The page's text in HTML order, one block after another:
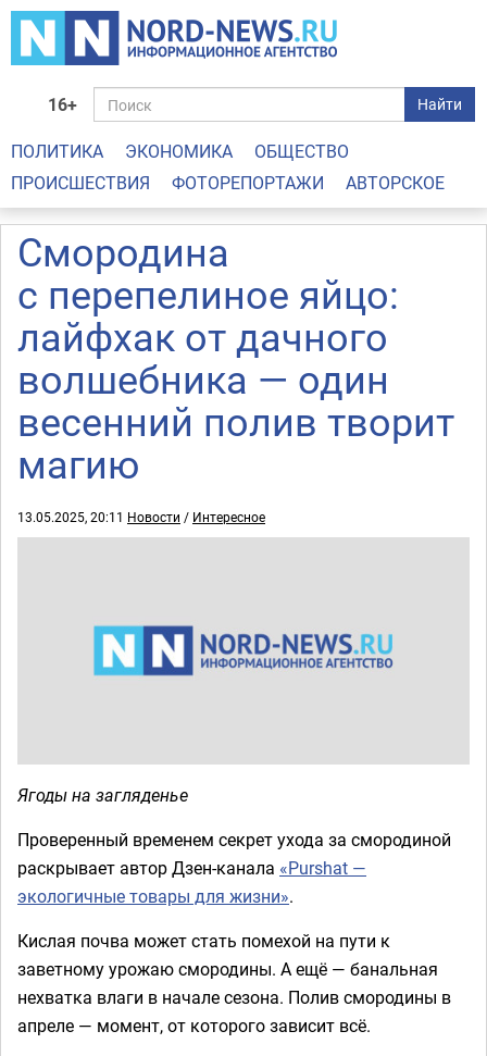
16+ Найти
ПОЛИТИКА ЭКОНОМИКА
ОБЩЕСТВО
ПРОИСШЕСТВИЯ
ФОТОРЕПОРТАЖИ АВТОРСКОЕ
Смородина
с перепелиное яйцо:
лайфхак от дачного
волшебника — один
весенний полив творит
магию
13.05.2025, 20:11 Новости / Интересное
Ягоды на загляденье
Проверенный временем секрет ухода за смородиной
раскрывает автор Дзен-канала «Purshat —
экологичные товары для жизни».
Кислая почва может стать помехой на пути к
заветному урожаю смородины. А ещё — банальная
нехватка влаги в начале сезона. Полив смородины в
апреле — момент, от которого зависит всё.